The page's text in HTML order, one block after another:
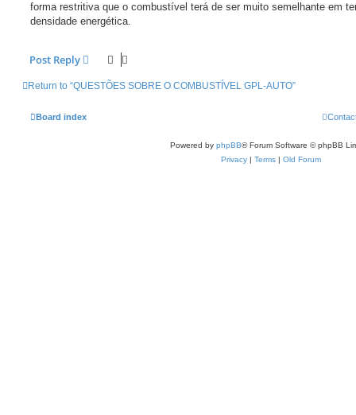
forma restritiva que o combustível terá de ser muito semelhante em
densidade energética.
Post Reply
Return to “QUESTÕES SOBRE O COMBUSTÍVEL GPL-AUTO”
Board index
Powered by phpBB® Forum Software © phpBB
Privacy| Terms| Old Forum